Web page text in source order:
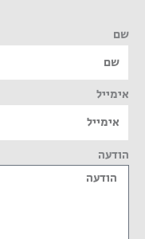
שם
אימייל
הודעה